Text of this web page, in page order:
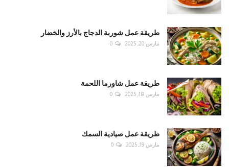
طريقة عمل شوربة الدجاج بالأرز والخضار
مارس 20, 2025 0
طريقة عمل شاورما اللحمة
مارس 18, 2025 0
طريقة عمل صيادية السمك
مارس 19, 2025 0